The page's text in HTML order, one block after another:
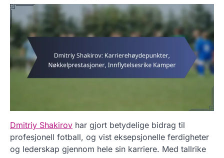
Dmitriy Shakirov har gjort betydelige bidrag til
profesjonell fotball, og vist eksepsjonelle ferdigheter
og lederskap gjennom hele sin karriere. Med tallrike